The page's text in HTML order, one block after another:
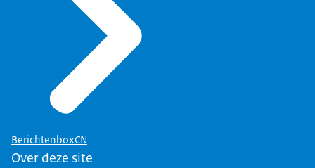
BerichtenboxCN
Over deze site